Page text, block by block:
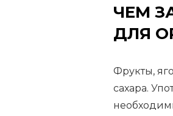
ЧЕМ
ДЛЯ
Фрукты,
сахара.